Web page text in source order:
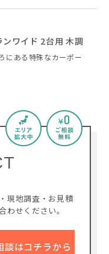
ンワイド 2台用 木調
にある特殊なカーポー
現地調査・お見積
わせください。
はコチラから